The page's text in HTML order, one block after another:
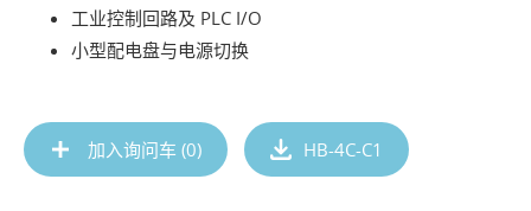
工业控制回路及 PLC I/O
小型配电盘与电源切换
加入询问车 (0) HB-4C-C1